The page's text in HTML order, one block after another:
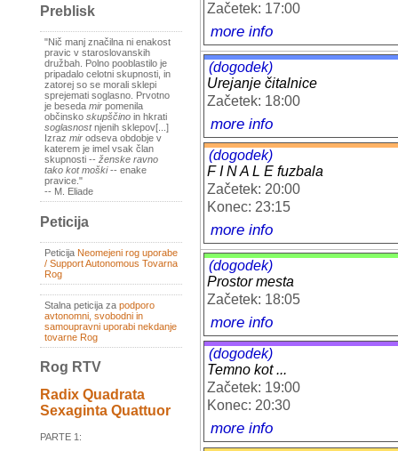
Preblisk
"Nič manj značilna ni enakost
pravic v staroslovanskih
družbah. Polno pooblastilo je
pripadalo celotni skupnosti, in
zatorej so se morali sklepi
sprejemati soglasno. Prvotno
je beseda mir pomenila
občinsko skupščino in hkrati
soglasnostnjenih sklepov[...]
Izraz mir odseva obdobje v
katerem je imel vsak član
skupnosti -- ženske ravno
tako kot moški-- enake
pravice."
-- M. Eliade
Peticija
Peticija Neomejeni rog uporabe
/ Support Autonomous Tovarna
Rog
Stalna peticija za podporo
avtonomni, svobodni in
samoupravni uporabi nekdanje
tovarne Rog
Rog RTV
Radix Quadrata
Sexaginta Quattuor
PARTE 1:
Začetek: 17:00
more info
(dogodek)
Urejanje čitalnice
Začetek: 18:00
more info
(dogodek)
F I N A L E fuzbala
Začetek: 20:00
Konec: 23:15
more info
(dogodek)
Prostor mesta
Začetek: 18:05
more info
(dogodek)
Temno kot ...
Začetek: 19:00
Konec: 20:30
more info